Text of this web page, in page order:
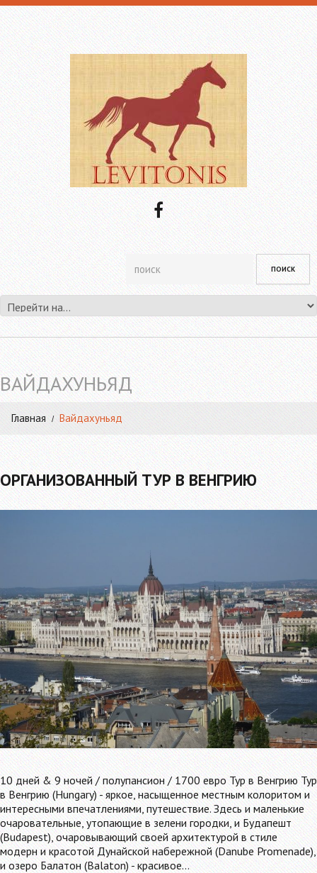
ВАЙДАХУНЬЯД
Главная Вайдахуньяд
ОРГАНИЗОВАННЫЙ ТУР В ВЕНГРИЮ
10 дней & 9 ночей / полупансион / 1700 евро Тур в Венгрию Тур
в Венгрию (Hungary) - яркое, насыщенное местным колоритом и
интересными впечатлениями, путешествие. Здесь и маленькие
очаровательные, утопающие в зелени городки, и Будапешт
(Budapest), очаровывающий своей архитектурой в стиле
модерн и красотой Дунайской набережной (Danube Promenade),
и озеро Балатон (Balaton) - красивое…